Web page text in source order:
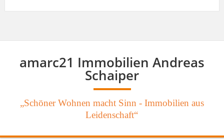
amarc21 Immobilien Andreas
Schaiper
„Schöner Wohnen macht Sinn - Immobilien aus
Leidenschaft“